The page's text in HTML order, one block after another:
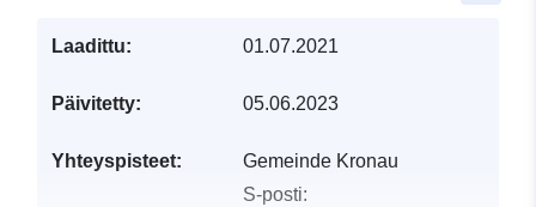
Laadittu: 01.07.2021
Päivitetty: 05.06.2023
Yhteyspisteet:
Gemeinde Kronau
S-posti: